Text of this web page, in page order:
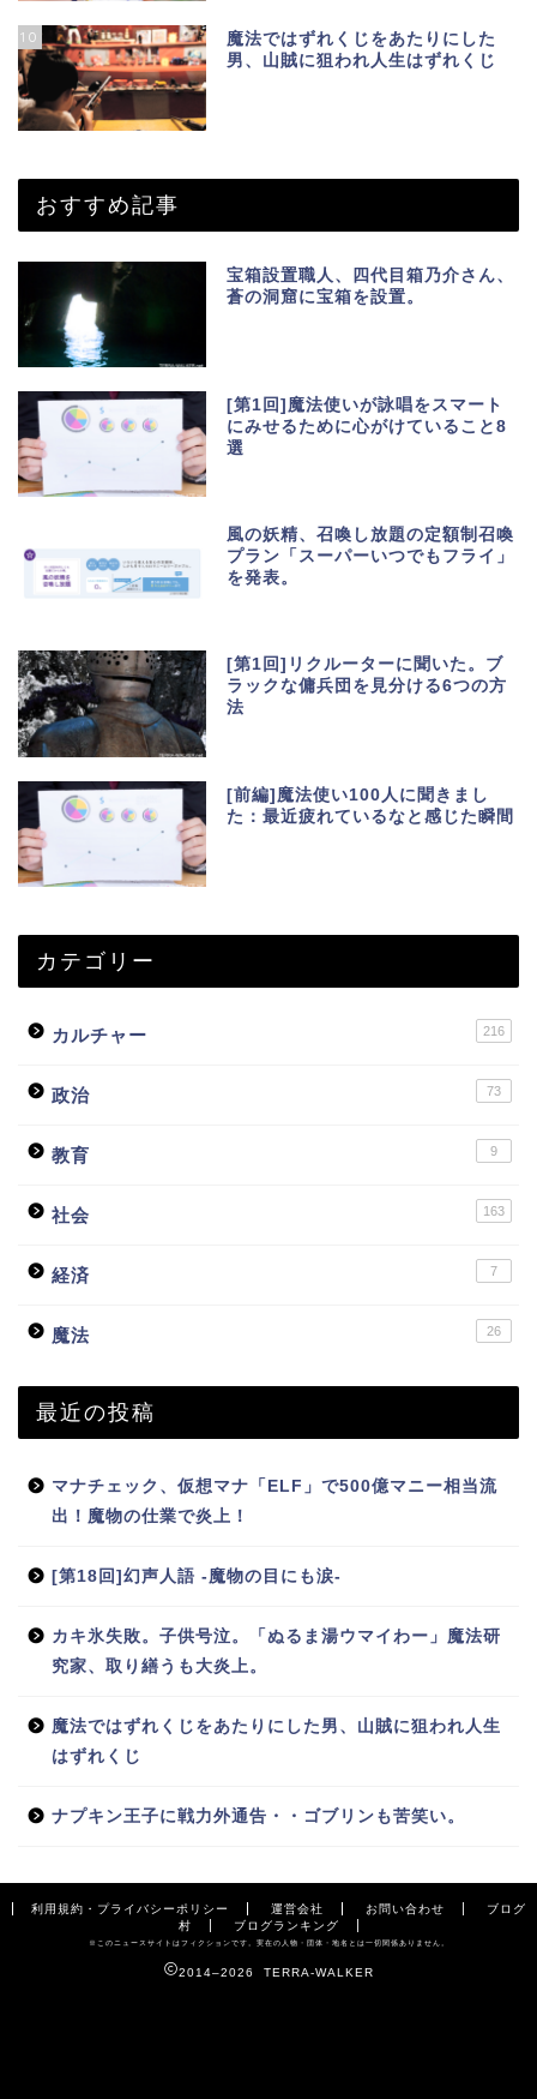
10
魔法ではずれくじをあたりにした
男、山賊に狙われ人生はずれくじ
おすすめ記事
宝箱設置職人、四代目箱乃介さん、
蒼の洞窟に宝箱を設置。
[第1回]魔法使いが詠唱をスマート
にみせるために心がけていること8
選
風の妖精、召喚し放題の定額制召喚
プラン「スーパーいつでもフライ」
を発表。
[第1回]リクルーターに聞いた。ブ
ラックな傭兵団を見分ける6つの方
法
[前編]魔法使い100人に聞きまし
た：最近疲れているなと感じた瞬間
カテゴリー
カルチャー 216
政治 73
教育 9
社会 163
経済 7
魔法 26
最近の投稿
マナチェック、仮想マナ「ELF」で500億マニー相当流
出！魔物の仕業で炎上！
[第18回]幻声人語 -魔物の目にも涙-
カキ氷失敗。子供号泣。「ぬるま湯ウマイわー」魔法研
究家、取り繕うも大炎上。
魔法ではずれくじをあたりにした男、山賊に狙われ人生
はずれくじ
ナプキン王子に戦力外通告・・ゴブリンも苦笑い。
利用規約・プライバシーポリシー 運営会社 お問い合わせ
ブログ
村
ブログランキング
※このニュースサイトはフィクションです。実在の人物・団体・地名とは一切関係ありません。
2014–2026 TERRA-WALKER